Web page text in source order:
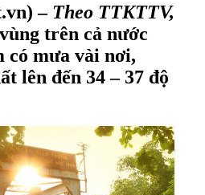
– Theo TTKTTV,
trên cả nước
có mưa vài nơi,
lên đến 34 – 37 độ